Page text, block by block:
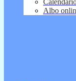
Albo